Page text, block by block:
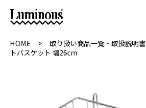
HOME 取り扱い商品一覧・取扱説明書
トバスケット 幅26cm